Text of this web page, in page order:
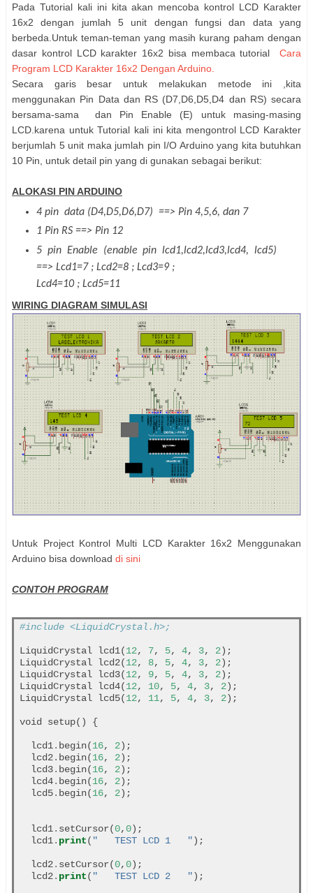
Pada Tutorial kali ini kita akan mencoba kontrol LCD Karakter
16x2 dengan jumlah 5 unit dengan fungsi dan data yang
berbeda.Untuk teman-teman yang masih kurang paham dengan
dasar kontrol LCD karakter 16x2 bisa membaca tutorial Cara
Program LCD Karakter 16x2 Dengan Arduino.
Secara garis besar untuk melakukan metode ini ,kita
menggunakan Pin Data dan RS (D7,D6,D5,D4 dan RS) secara
bersama-sama dan Pin Enable (E) untuk masing-masing
LCD.karena untuk Tutorial kali ini kita mengontrol LCD Karakter
berjumlah 5 unit maka jumlah pin I/O Arduino yang kita butuhkan
10 Pin, untuk detail pin yang di gunakan sebagai berikut:
ALOKASI PIN ARDUINO
4 pin data (D4,D5,D6,D7) ==> Pin 4,5,6, dan 7
1 Pin RS ==> Pin 12
5 pin Enable (enable pin lcd1,lcd2,lcd3,lcd4, lcd5)
==> Lcd1=7 ; Lcd2=8 ; Lcd3=9 ;
Lcd4=10 ; Lcd5=11
WIRING DIAGRAM SIMULASI
Untuk Project Kontrol Multi LCD Karakter 16x2 Menggunakan
Arduino bisa download di sini
CONTOH PROGRAM
#include <LiquidCrystal.h>;
LiquidCrystal lcd1(12, 7, 5, 4, 3, 2);
LiquidCrystal lcd2(12, 8, 5, 4, 3, 2);
LiquidCrystal lcd3(12, 9, 5, 4, 3, 2);
LiquidCrystal lcd4(12, 10, 5, 4, 3, 2);
LiquidCrystal lcd5(12, 11, 5, 4, 3, 2);
void setup() {
  lcd1
. begin(16, 2);
  lcd2
. begin(16, 2);
  lcd3
. begin(16, 2);
  lcd4
. begin(16, 2);
  lcd5
. begin(16, 2);
  lcd1
. setCursor(0,0);
  lcd1
. print( "   TEST LCD 1   ");
  lcd2
. setCursor(0,0);
  lcd2
. print( "   TEST LCD 2   ");